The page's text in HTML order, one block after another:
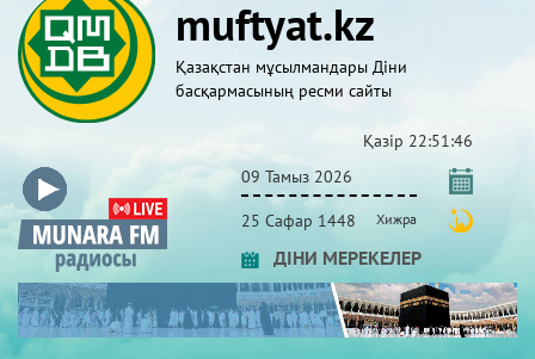
muftyat.kz
Қазақстан мұсылмандары Діни
басқармасының ресми сайты
Қазір 22:51:47
09 Тамыз 2026
25 Сафар 1448 Хижра
ДІНИ МЕРЕКЕЛЕР